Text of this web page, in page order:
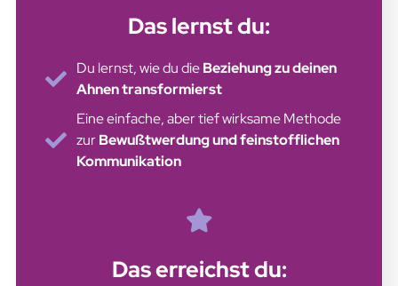
Das lernst du:
Du lernst, wie du dieBeziehung zu deinen
Ahnen transformierst
Eine einfache, aber tief wirksame Methode
zurBewußtwerdung und feinstofflichen
Kommunikation
Das erreichst du: